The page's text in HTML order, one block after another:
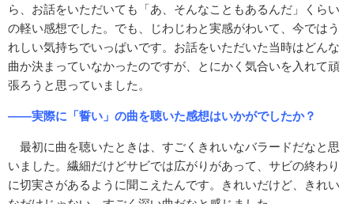
ら、お話をいただいても「あ、そんなこともあるんだ」くらい
の軽い感想でした。でも、じわじわと実感がわいて、今ではう
れしい気持ちでいっぱいです。お話をいただいた当時はどんな
曲か決まっていなかったのですが、とにかく気合いを入れて頑
張ろうと思っていました。
――実際に「誓い」の曲を聴いた感想はいかがでしたか？
最初に曲を聴いたときは、すごくきれいなバラードだなと思
いました。繊細だけどサビでは広がりがあって、サビの終わり
に切実さがあるように聞こえたんです。きれいだけど、きれい